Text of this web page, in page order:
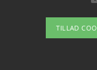
Om /
TILLAD